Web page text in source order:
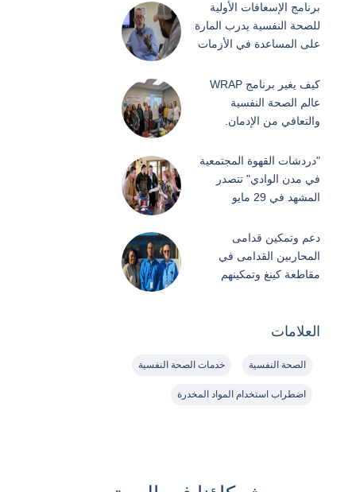
برنامج الإسعافات الأولية
للصحة النفسية يدرب المارة
على المساعدة في الأزمات
كيف يغير برنامج WRAP
عالم الصحة النفسية
والتعافي من الإدمان.
"دردشات القهوة المجتمعية
في مدن الوادي" تتصدر
المشهد في 29 مايو
دعم وتمكين قدامى
المحاربين القدامى في
مقاطعة كينغ وتمكينهم
العلامات
الصحة النفسية خدمات الصحة النفسية
اضطراب استخدام المواد المخدرة